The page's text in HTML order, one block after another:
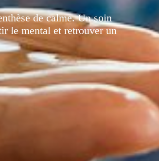
de calme. Un soin
le mental et retrouver un